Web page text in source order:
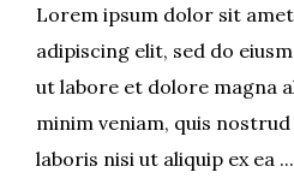
Lorem ipsum dolor sit
adipiscing elit, sed do
ut labore et dolore magna
minim veniam, quis
laboris nisi ut aliquip ex ea ...